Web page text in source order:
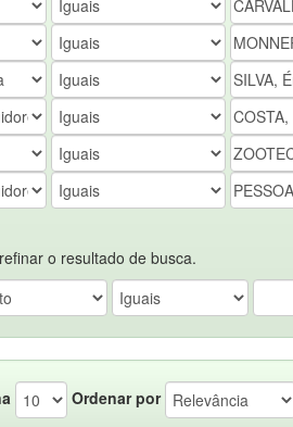
o resultado de busca.
Ordenar por